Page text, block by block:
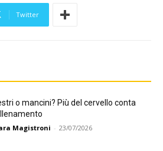
Twitter
o mancini? Più del cervello conta
Magistroni - 23/07/2026